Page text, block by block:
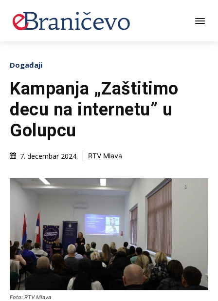
Događaji
Kampanja „Zaštitimo
decu na internetu” u
Golupcu
7. decembar 2024. RTV Mlava
Foto: RTV Mlava